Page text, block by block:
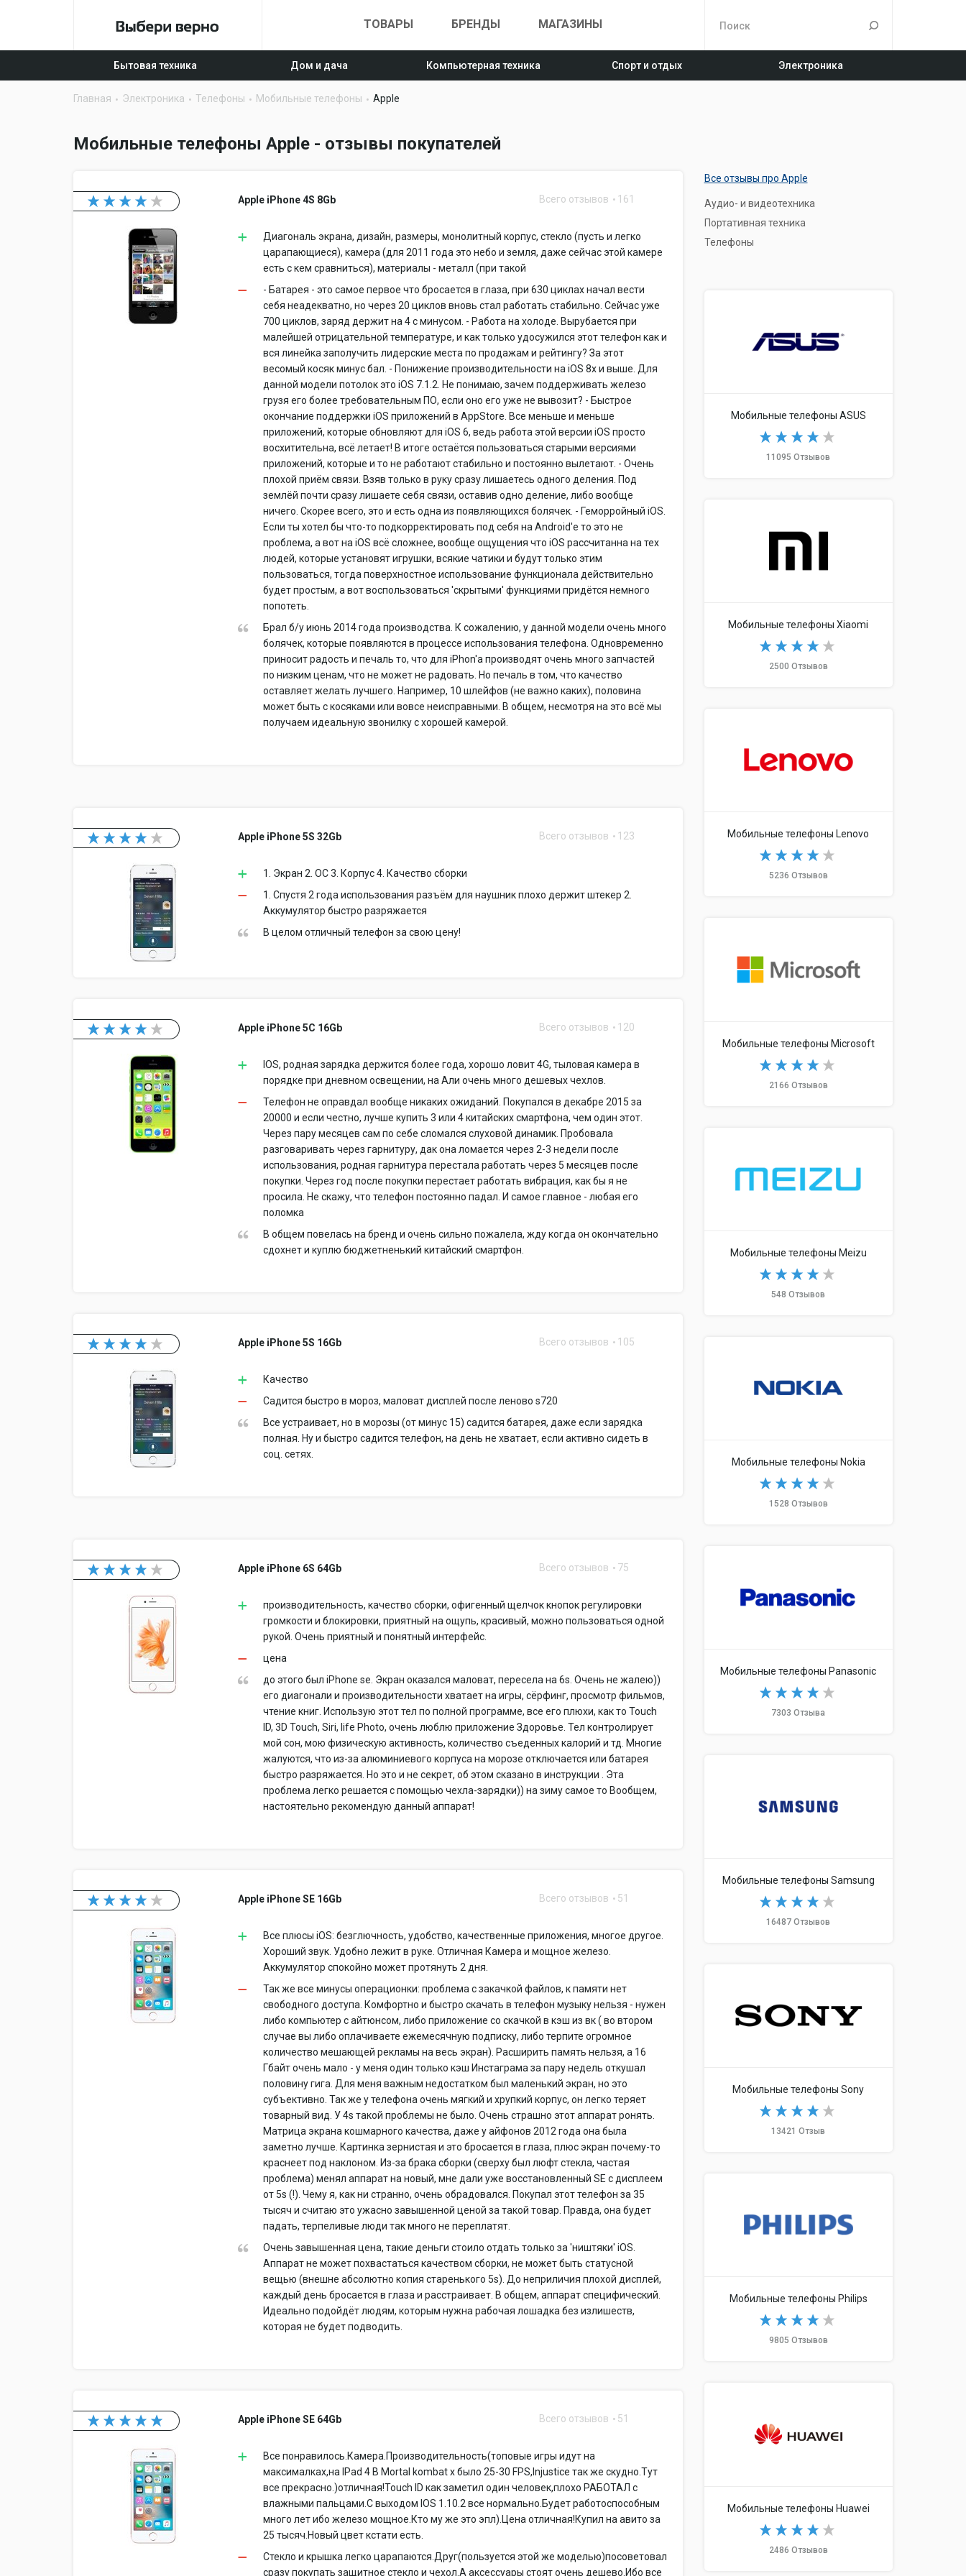
ТОВАРЫ БРЕНДЫ МАГАЗИНЫ
Бытовая техника Дом и дача Компьютерная техника Спорт и отдых Электроника
Главная Электроника Телефоны Мобильные телефоны Apple
Мобильные телефоны Apple - отзывы покупателей
Apple iPhone 4S 8Gb Всего отзывов 161
Диагональ экрана, дизайн, размеры, монолитный корпус, стекло (пусть и легко
царапающиеся), камера (для 2011 года это небо и земля, даже сейчас этой камере
есть с кем сравниться), материалы - металл (при такой
- Батарея - это самое первое что бросается в глаза, при 630 циклах начал вести
себя неадекватно, но через 20 циклов вновь стал работать стабильно. Сейчас уже
700 циклов, заряд держит на 4 с минусом. - Работа на холоде. Вырубается при
малейшей отрицательной температуре, и как только удосужился этот телефон как и
вся линейка заполучить лидерские места по продажам и рейтингу? За этот
весомый косяк минус бал. - Понижение производительности на iOS 8x и выше. Для
данной модели потолок это iOS 7.1.2. Не понимаю, зачем поддерживать железо
грузя его более требовательным ПО, если оно его уже не вывозит? - Быстрое
окончание поддержки iOS приложений в AppStore. Все меньше и меньше
приложений, которые обновляют для iOS 6, ведь работа этой версии iOS просто
восхитительна, всё летает! В итоге остаётся пользоваться старыми версиями
приложений, которые и то не работают стабильно и постоянно вылетают. - Очень
плохой приём связи. Взяв только в руку сразу лишаетесь одного деления. Под
землёй почти сразу лишаете себя связи, оставив одно деление, либо вообще
ничего. Скорее всего, это и есть одна из появляющихся болячек. - Геморройный iOS.
Если ты хотел бы что-то подкорректировать под себя на Android'e то это не
проблема, а вот на iOS всё сложнее, вообще ощущения что iOS рассчитанна на тех
людей, которые установят игрушки, всякие чатики и будут только этим
пользоваться, тогда поверхностное использование функционала действительно
будет простым, а вот воспользоваться 'скрытыми' функциями придётся немного
попотеть.
Брал б/у июнь 2014 года производства. К сожалению, у данной модели очень много
болячек, которые появляются в процессе использования телефона. Одновременно
приносит радость и печаль то, что для iPhon'a производят очень много запчастей
по низким ценам, что не может не радовать. Но печаль в том, что качество
оставляет желать лучшего. Например, 10 шлейфов (не важно каких), половина
может быть с косяками или вовсе неисправными. В общем, несмотря на это всё мы
получаем идеальную звонилку с хорошей камерой.
Apple iPhone 5S 32Gb Всего отзывов 123
1. Экран 2. ОС 3. Корпус 4. Качество сборки
1. Спустя 2 года использования разъём для наушник плохо держит штекер 2.
Аккумулятор быстро разряжается
В целом отличный телефон за свою цену!
Apple iPhone 5C 16Gb Всего отзывов 120
IOS, родная зарядка держится более года, хорошо ловит 4G, тыловая камера в
порядке при дневном освещении, на Али очень много дешевых чехлов.
Телефон не оправдал вообще никаких ожиданий. Покупался в декабре 2015 за
20000 и если честно, лучше купить 3 или 4 китайских смартфона, чем один этот.
Через пару месяцев сам по себе сломался слуховой динамик. Пробовала
разговаривать через гарнитуру, дак она ломается через 2-3 недели после
использования, родная гарнитура перестала работать через 5 месяцев после
покупки. Через год после покупки перестает работать вибрация, как бы я не
просила. Не скажу, что телефон постоянно падал. И самое главное - любая его
поломка
В общем повелась на бренд и очень сильно пожалела, жду когда он окончательно
сдохнет и куплю бюджетненький китайский смартфон.
Apple iPhone 5S 16Gb Всего отзывов 105
Качество
Садится быстро в мороз, маловат дисплей после леново s720
Все устраивает, но в морозы (от минус 15) садится батарея, даже если зарядка
полная. Ну и быстро садится телефон, на день не хватает, если активно сидеть в
соц. сетях.
Apple iPhone 6S 64Gb Всего отзывов 75
производительность, качество сборки, офигенный щелчок кнопок регулировки
громкости и блокировки, приятный на ощупь, красивый, можно пользоваться одной
рукой. Очень приятный и понятный интерфейс.
цена
до этого был iPhone se. Экран оказался маловат, пересела на 6s. Очень не жалею))
его диагонали и производительности хватает на игры, сёрфинг, просмотр фильмов,
чтение книг. Использую этот тел по полной программе, все его плюхи, как то Touch
ID, 3D Touch, Siri, life Photo, очень люблю приложение Здоровье. Тел контролирует
мой сон, мою физическую активность, количество съеденных калорий и тд. Многие
жалуются, что из-за алюминиевого корпуса на морозе отключается или батарея
быстро разряжается. Но это и не секрет, об этом сказано в инструкции . Эта
проблема легко решается с помощью чехла-зарядки)) на зиму самое то Вообщем,
настоятельно рекомендую данный аппарат!
Apple iPhone SE 16Gb Всего отзывов 51
Все плюсы iOS: безглючность, удобство, качественные приложения, многое другое.
Хороший звук. Удобно лежит в руке. Отличная Камера и мощное железо.
Аккумулятор спокойно может протянуть 2 дня.
Так же все минусы операционки: проблема с закачкой файлов, к памяти нет
свободного доступа. Комфортно и быстро скачать в телефон музыку нельзя - нужен
либо компьютер с айтюнсом, либо приложение со скачкой в кэш из вк ( во втором
случае вы либо оплачиваете ежемесячную подписку, либо терпите огромное
количество мешающей рекламы на весь экран). Расширить память нельзя, а 16
Гбайт очень мало - у меня один только кэш Инстаграма за пару недель откушал
половину гига. Для меня важным недостатком был маленький экран, но это
субъективно. Так же у телефона очень мягкий и хрупкий корпус, он легко теряет
товарный вид. У 4s такой проблемы не было. Очень страшно этот аппарат ронять.
Матрица экрана кошмарного качества, даже у айфонов 2012 года она была
заметно лучше. Картинка зернистая и это бросается в глаза, плюс экран почему-то
краснеет под наклоном. Из-за брака сборки (сверху был люфт стекла, частая
проблема) менял аппарат на новый, мне дали уже восстановленный SE с дисплеем
от 5s (!). Чему я, как ни странно, очень обрадовался. Покупал этот телефон за 35
тысяч и считаю это ужасно завышенной ценой за такой товар. Правда, она будет
падать, терпеливые люди так много не переплатят.
Очень завышенная цена, такие деньги стоило отдать только за 'ништяки' iOS.
Аппарат не может похвастаться качеством сборки, не может быть статусной
вещью (внешне абсолютно копия старенького 5s). До неприличия плохой дисплей,
каждый день бросается в глаза и расстраивает. В общем, аппарат специфический.
Идеально подойдёт людям, которым нужна рабочая лошадка без излишеств,
которая не будет подводить.
Apple iPhone SE 64Gb Всего отзывов 51
Все понравилось.Камера.Производительность(топовые игры идут на
максималках,на IPad 4 В Mortal kombat x было 25-30 FPS,Injustice так же скудно.Тут
все прекрасно.)отличная!Touch ID как заметил один человек,плохо РАБОТАЛ с
влажными пальцами.С выходом IOS 1.10.2 все нормально.Будет работоспособным
много лет ибо железо мощное.Кто му же это эпл).Цена отличная!Купил на авито за
25 тысяч.Новый цвет кстати есть.
Стекло и крышка легко царапаются.Друг(пользуется этой же моделью)посоветовал
сразу покупать защитное стекло и чехол.А аксессуары стоят очень дешево.Ибо все
Все отзывы про Apple
Аудио- и видеотехника
Портативная техника
Телефоны
Мобильные телефоны ASUS
11095 Отзывов
Мобильные телефоны Xiaomi
2500 Отзывов
Мобильные телефоны Lenovo
5236 Отзывов
Мобильные телефоны Microsoft
2166 Отзывов
Мобильные телефоны Meizu
548 Отзывов
Мобильные телефоны Nokia
1528 Отзывов
Мобильные телефоны Panasonic
7303 Отзыва
Мобильные телефоны Samsung
16487 Отзывов
Мобильные телефоны Sony
13421 Отзыв
Мобильные телефоны Philips
9805 Отзывов
Мобильные телефоны Huawei
2486 Отзывов